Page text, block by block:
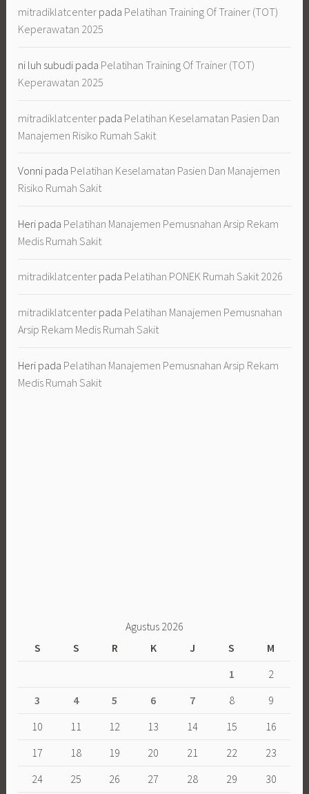
mitradiklatcenter pada Pelatihan Training Of Trainer (TOT)
Keperawatan 2025
ni luh subudi pada Pelatihan Training Of Trainer (TOT)
Keperawatan 2025
mitradiklatcenter pada Pelatihan Keselamatan Pasien Dan
Manajemen Risiko Rumah Sakit
Vonni pada Pelatihan Keselamatan Pasien Dan Manajemen
Risiko Rumah Sakit
Heri pada Pelatihan Manajemen Pemusnahan Arsip Rekam
Medis Rumah Sakit
mitradiklatcenter pada Pelatihan PONEK Rumah Sakit 2026
mitradiklatcenter pada Pelatihan Manajemen Pemusnahan
Arsip Rekam Medis Rumah Sakit
Heri pada Pelatihan Manajemen Pemusnahan Arsip Rekam
Medis Rumah Sakit
Agustus 2026
S
S R K J S
M
1
2
3
4 5 6 7 8
9
10
11 12 13 14 15
16
17
18 19 20 21 22
23
24
25 26 27 28 29
30